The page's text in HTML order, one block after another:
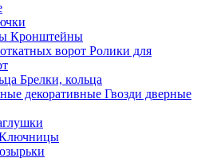
Кронштейны
Ролики для
Брелки, кольца
Гвозди дверные